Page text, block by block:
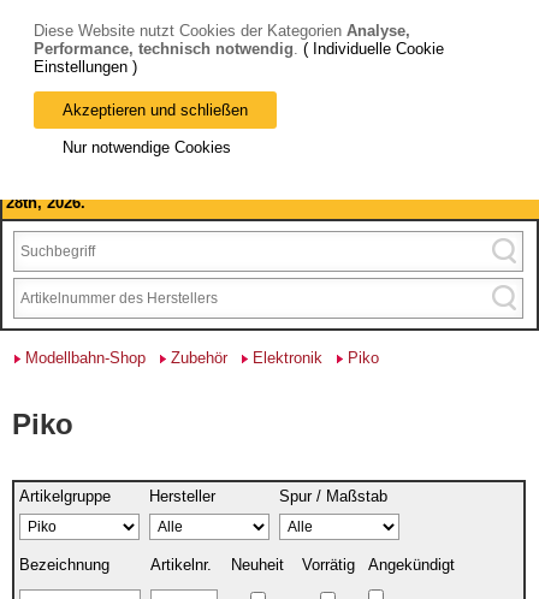
Bitte beachten Sie: wir machen Betriebsferien, vom 03. bis 28.
August 2026 haben wir geschlossen.
28th, 2026.
Modellbahn-Shop Zubehör Elektronik Piko
Piko
Artikelgruppe Hersteller Spur / Maßstab
Bezeichnung Artikelnr. Neuheit Vorrätig Angekündigt
Diese Website nutzt Cookies der Kategorien Analyse,
Performance, technisch notwendig. ( Individuelle Cookie
Einstellungen )
Akzeptieren und schließen
Nur notwendige Cookies